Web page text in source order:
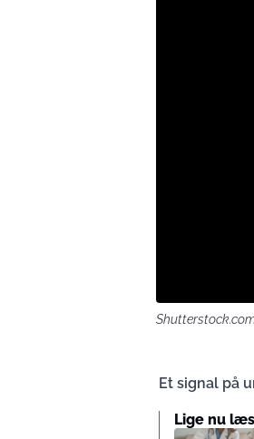
Et signal på
Lige nu